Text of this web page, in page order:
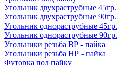
Угольник двухраструбные 45гр.
Угольник двухраструбные 90гр.
Угольник однораструбные 45гр.
Угольник однораструбные 90гр.
Угольники резьба ВР - пайка
Угольники резьба НР - пайка
Футорка под пайку